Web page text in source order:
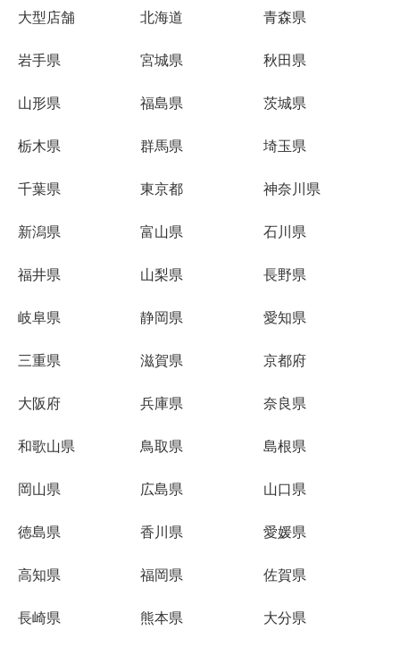
大型店舗 北海道 青森県
岩手県 宮城県 秋田県
山形県 福島県 茨城県
栃木県 群馬県 埼玉県
千葉県 東京都 神奈川県
新潟県 富山県 石川県
福井県 山梨県 長野県
岐阜県 静岡県 愛知県
三重県 滋賀県 京都府
大阪府 兵庫県 奈良県
和歌山県 鳥取県 島根県
岡山県 広島県 山口県
徳島県 香川県 愛媛県
高知県 福岡県 佐賀県
長崎県 熊本県 大分県